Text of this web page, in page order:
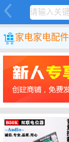
家电家电配件